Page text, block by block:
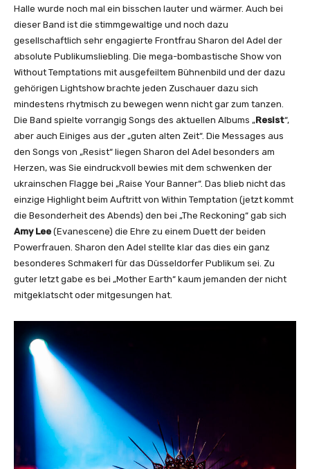
Halle wurde noch mal ein bisschen lauter und wärmer. Auch bei
dieser Band ist die stimmgewaltige und noch dazu
gesellschaftlich sehr engagierte Frontfrau Sharon del Adel der
absolute Publikumsliebling. Die mega-bombastische Show von
Without Temptations mit ausgefeiltem Bühnenbild und der dazu
gehörigen Lightshow brachte jeden Zuschauer dazu sich
mindestens rhytmisch zu bewegen wenn nicht gar zum tanzen.
Die Band spielte vorrangig Songs des aktuellen Albums „Resist“,
aber auch Einiges aus der „guten alten Zeit“. Die Messages aus
den Songs von „Resist“ liegen Sharon del Adel besonders am
Herzen, was Sie eindruckvoll bewies mit dem schwenken der
ukrainschen Flagge bei „Raise Your Banner“. Das blieb nicht das
einzige Highlight beim Auftritt von Within Temptation (jetzt kommt
die Besonderheit des Abends) den bei „The Reckoning“ gab sich
Amy Lee (Evanescene) die Ehre zu einem Duett der beiden
Powerfrauen. Sharon den Adel stellte klar das dies ein ganz
besonderes Schmakerl für das Düsseldorfer Publikum sei. Zu
guter letzt gabe es bei „Mother Earth“ kaum jemanden der nicht
mitgeklatscht oder mitgesungen hat.